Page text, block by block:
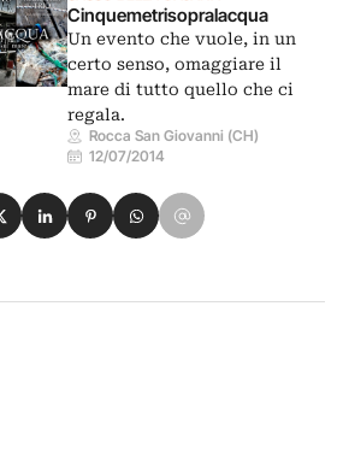
Cinquemetrisopralacqua
Un evento che vuole, in un
certo senso, omaggiare il
mare di tutto quello che ci
regala.
Rocca San Giovanni (CH)
12/07/2014
su Facebook
su X
Condividi su LinkedIn
Condividi su Pinterest
Condividi su WhatsApp
Condividi su Email